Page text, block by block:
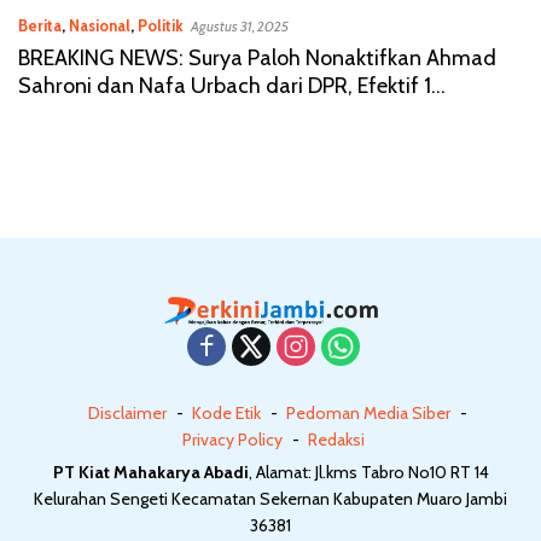
Berita, Nasional, Politik Agustus 31, 2025
BREAKING NEWS: Surya Paloh Nonaktifkan Ahmad
Sahroni dan Nafa Urbach dari DPR, Efektif 1
Disclaimer Kode Etik
Pedoman Media Siber
Privacy Policy
Redaksi
PT Kiat Mahakarya Abadi, Alamat: Jl.kms Tabro No10 RT 14
Kelurahan Sengeti Kecamatan Sekernan Kabupaten Muaro Jambi
36381